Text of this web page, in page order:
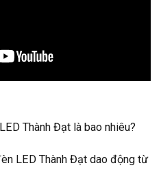
Thành Đạt là bao nhiêu?
LED Thành Đạt dao động từ